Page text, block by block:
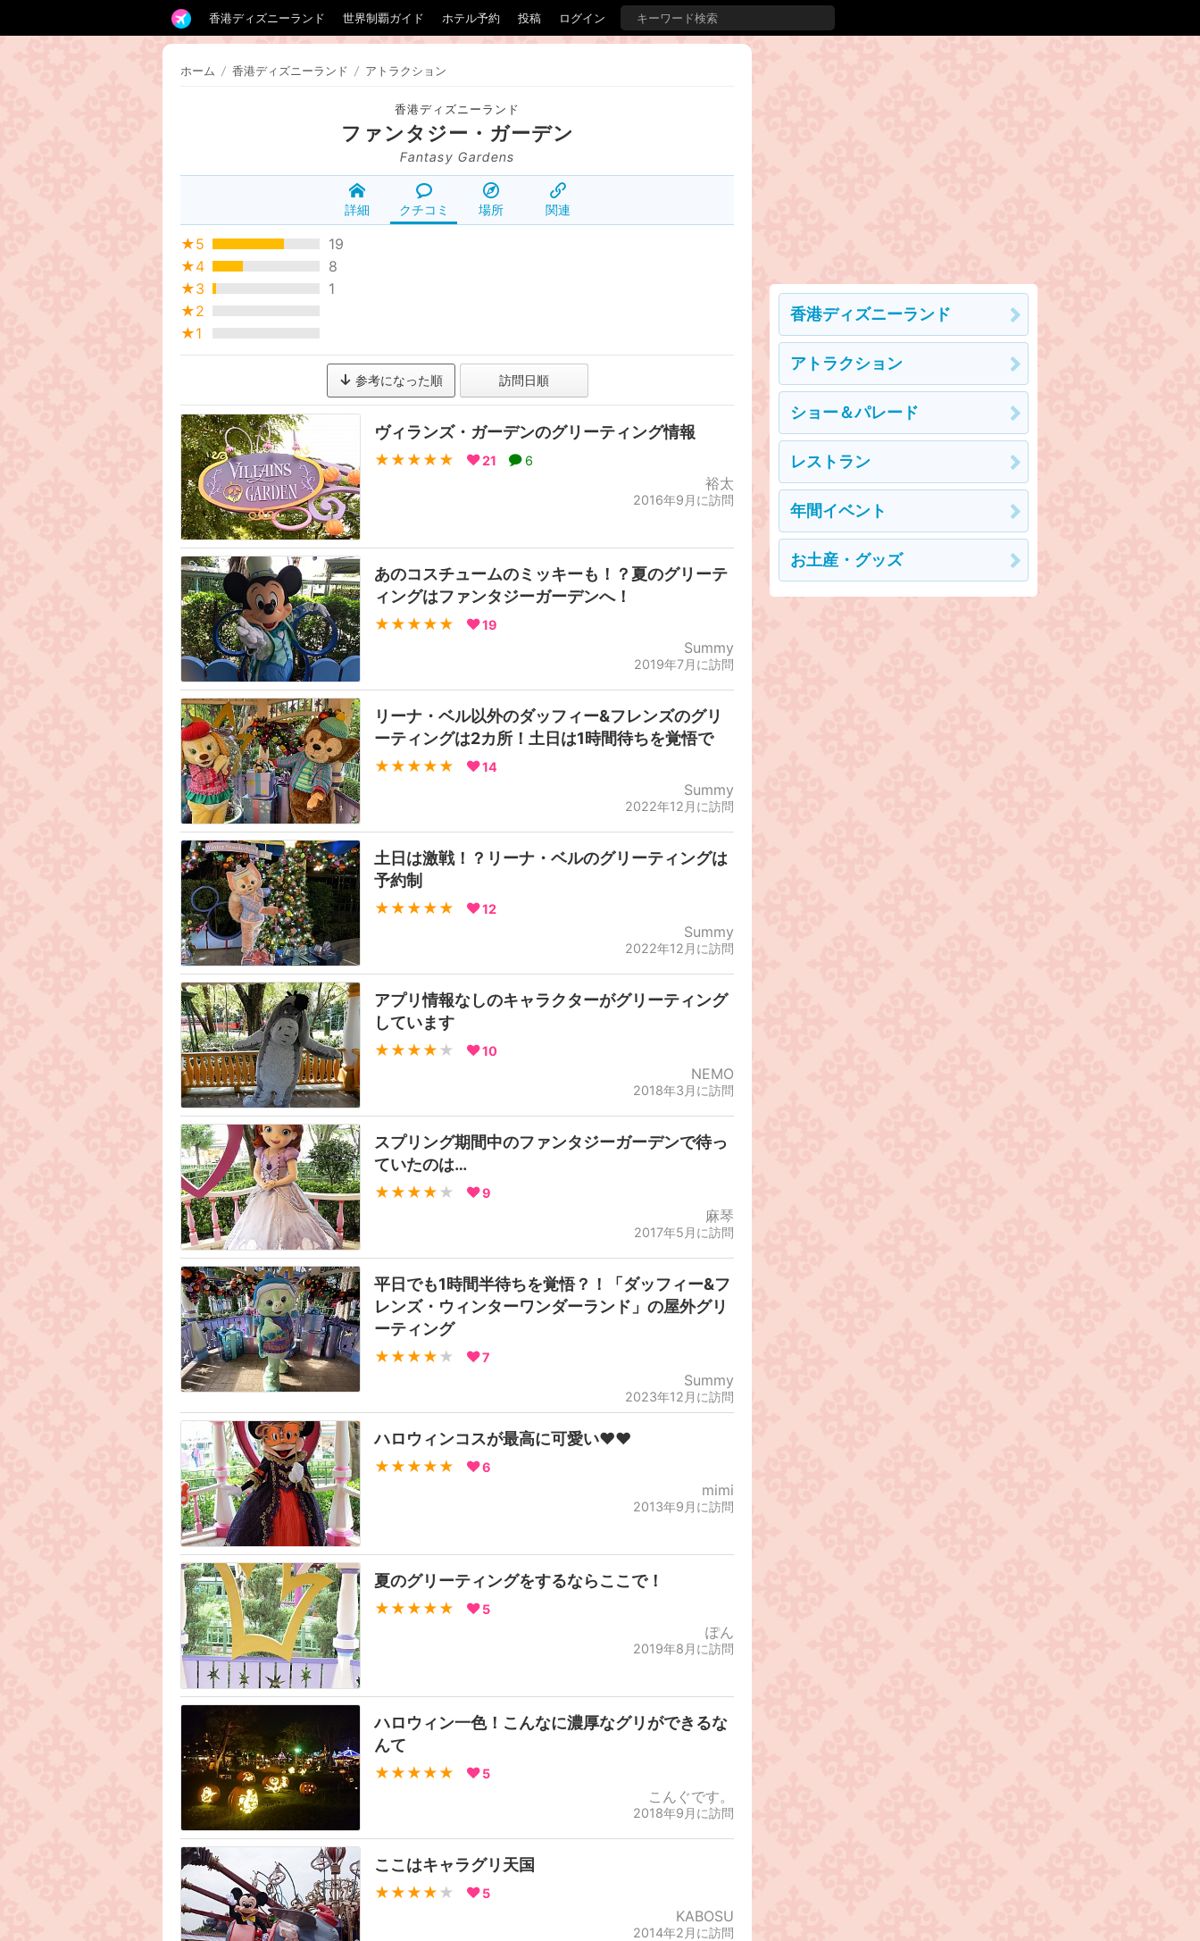
香港ディズニーランド 世界制覇ガイド ホテル予約 投稿 ログイン
ホーム / 香港ディズニーランド / アトラクション
香港ディズニーランド
ファンタジー・ガーデン
Fantasy Gardens
詳細 クチコミ 場所 関連
★5
19
★4
8
★3
1
★2
★1
参考になった順 訪問日順
ヴィランズ・ガーデンのグリーティング情報
★★★★★ 21 6
裕太
2016年9月に訪問
あのコスチュームのミッキーも！？夏のグリーテ
ィングはファンタジーガーデンへ！
★★★★★ 19
Summy
2019年7月に訪問
リーナ・ベル以外のダッフィー&フレンズのグリ
ーティングは2カ所！土日は1時間待ちを覚悟で
★★★★★ 14
Summy
2022年12月に訪問
土日は激戦！？リーナ・ベルのグリーティングは
予約制
★★★★★ 12
Summy
2022年12月に訪問
アプリ情報なしのキャラクターがグリーティング
しています
★★★★ ★ 10
NEMO
2018年3月に訪問
スプリング期間中のファンタジーガーデンで待っ
ていたのは…
★★★★ ★ 9
麻琴
2017年5月に訪問
平日でも1時間半待ちを覚悟？！「ダッフィー&フ
レンズ・ウィンターワンダーランド」の屋外グリ
ーティング
★★★★ ★ 7
Summy
2023年12月に訪問
ハロウィンコスが最高に可愛い❤️❤️
★★★★★ 6
mimi
2013年9月に訪問
夏のグリーティングをするならここで！
★★★★★ 5
ぽん
2019年8月に訪問
ハロウィン一色！こんなに濃厚なグリができるな
んて
★★★★★ 5
こんぐです。
2018年9月に訪問
ここはキャラグリ天国
★★★★ ★ 5
KABOSU
2014年2月に訪問
香港ディズニーランド
アトラクション
ショー＆パレード
レストラン
年間イベント
お土産・グッズ